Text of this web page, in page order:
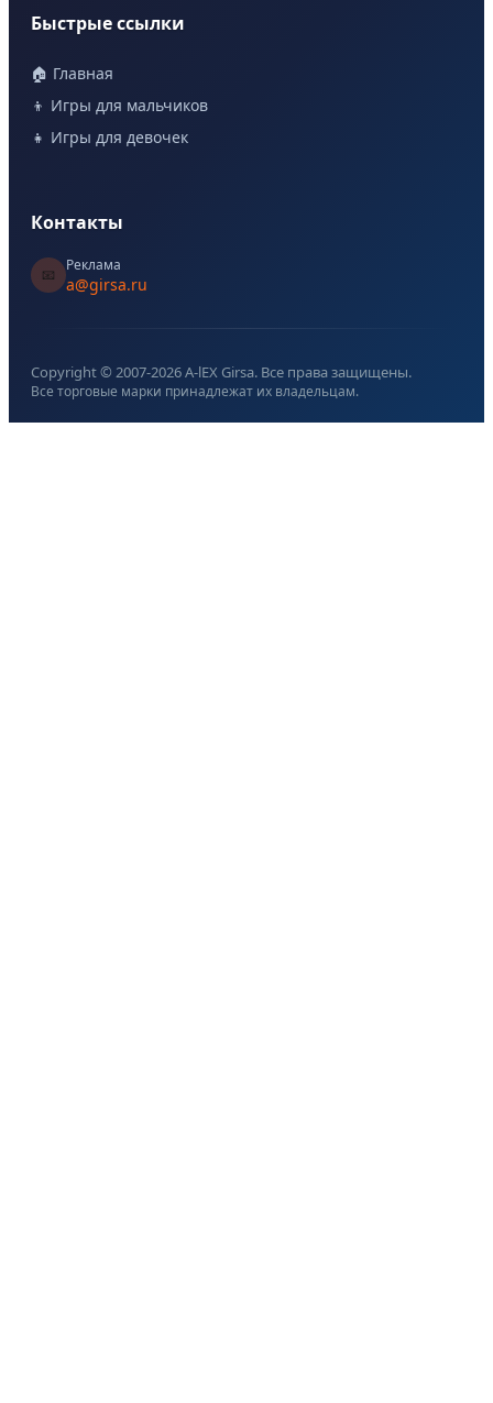
Быстрые ссылки
🏠 Главная
👦 Игры для мальчиков
👧 Игры для девочек
Контакты
📧
Реклама
a@girsa.ru
Copyright © 2007-2026A-lEX Girsa. Все права защищены.
Все торговые марки принадлежат их владельцам.